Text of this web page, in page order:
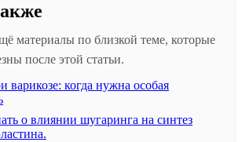
материалы по близкой теме, которые
после этой статьи.
варикозе: когда нужна особая
о влиянии шугаринга на синтез